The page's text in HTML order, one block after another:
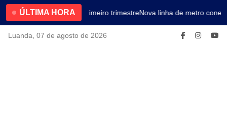
ÚLTIMA HORA4.2% no primeiro trimestreNova linha de metro
Luanda, 07 de agosto de 2026